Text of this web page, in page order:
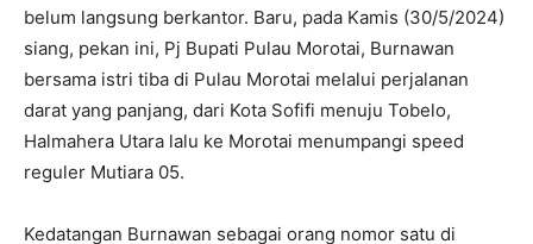
belum langsung berkantor. Baru, pada Kamis (30/5/2024)
siang, pekan ini, Pj Bupati Pulau Morotai, Burnawan
bersama istri tiba di Pulau Morotai melalui perjalanan
darat yang panjang, dari Kota Sofifi menuju Tobelo,
Halmahera Utara lalu ke Morotai menumpangi speed
reguler Mutiara 05.
Kedatangan Burnawan sebagai orang nomor satu di